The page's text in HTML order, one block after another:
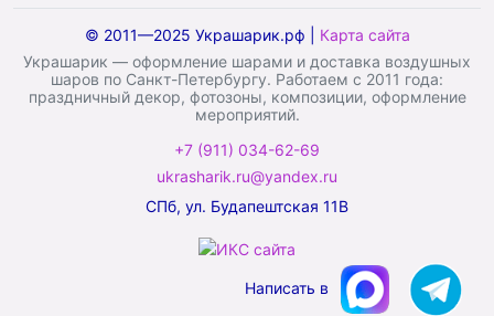
© 2011—2025 Украшарик.рф | Карта сайта
Украшарик — оформление шарами и доставка воздушных
шаров по Санкт-Петербургу. Работаем с 2011 года:
праздничный декор, фотозоны, композиции, оформление
мероприятий.
+7 (911) 034-62-69
ukrasharik.ru@yandex.ru
СПб, ул. Будапештская 11В
Написать в